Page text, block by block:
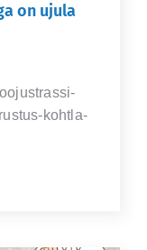
on ujula
kohtla-